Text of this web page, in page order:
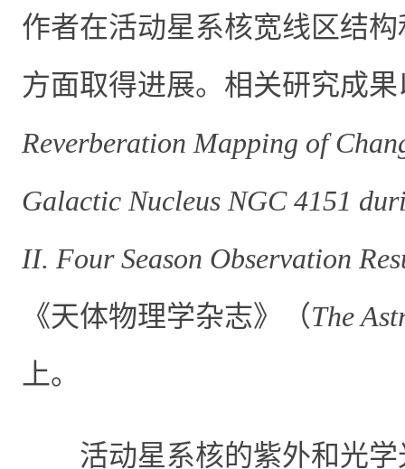
作者在活动星系核宽线区结
方面取得进展。相关研究成果
Reverberation Mapping of
Galactic Nucleus NGC 4151
II. Four Season Observation
《天体物理学杂志》（The
上。
活动星系核的紫外和光